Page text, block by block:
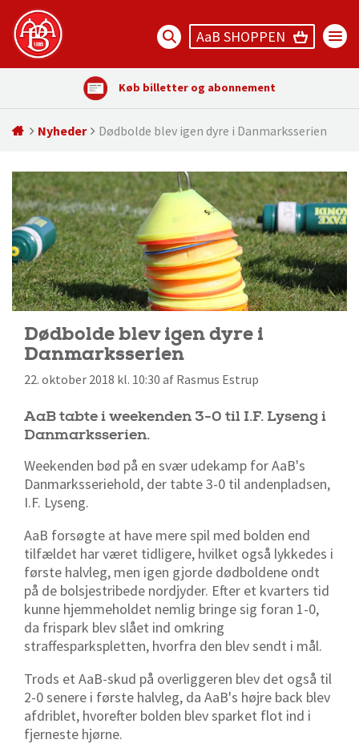
AaB SHOPPEN
Køb billetter og abonnement
Nyheder Dødbolde blev igen dyre i Danmarksserien
Dødbolde blev igen dyre i
Danmarksserien
22. oktober 2018 kl. 10:30 af Rasmus Estrup
AaB tabte i weekenden 3-0 til I.F. Lyseng i
Danmarksserien.
Weekenden bød på en svær udekamp for AaB's
Danmarksseriehold, der tabte 3-0 til andenpladsen,
I.F. Lyseng.
AaB forsøgte at have mere spil med bolden end
tilfældet har været tidligere, hvilket også lykkedes i
første halvleg, men igen gjorde dødboldene ondt
på de bolsjestribede nordjyder. Efter et kvarters tid
kunne hjemmeholdet nemlig bringe sig foran 1-0,
da frispark blev slået ind omkring
straffesparkspletten, hvorfra den blev sendt i mål.
Trods et AaB-skud på overliggeren blev det også til
2-0 senere i første halvleg, da AaB's højre back blev
afdriblet, hvorefter bolden blev sparket flot ind i
fjerneste hjørne.